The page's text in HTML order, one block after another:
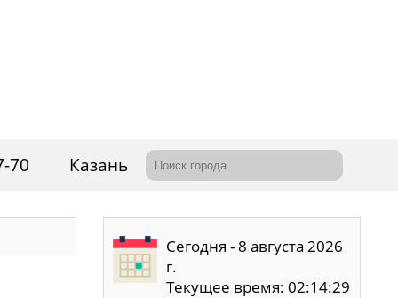
70 Казань
Сегодня - 8 августа 2026
г.
Текущее время: 02:14:29